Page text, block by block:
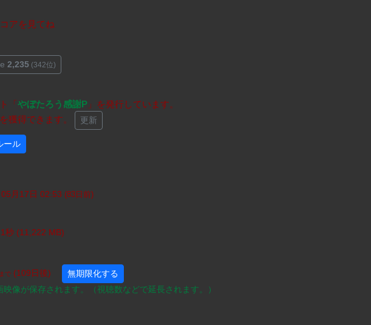
アを見てね
2,235 (342位)
「やぼたろう感謝P 」を発行しています。
獲得できます。 更新
ール
月17日 02:53 (83 日 前)
秒 (11,222 MB)
で (109日後)
無期限化する
映像が保存されます。（視聴数などで延長されます。）